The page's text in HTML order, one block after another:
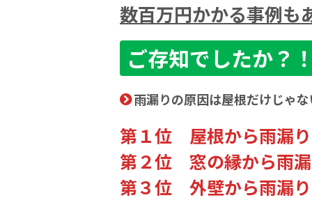
数百万円かかる事例
ご存知でしたか？
雨漏りの原因は屋根だけじゃ
第１位 屋根から雨漏り
第２位 窓の縁から雨
第３位 外壁から雨漏り